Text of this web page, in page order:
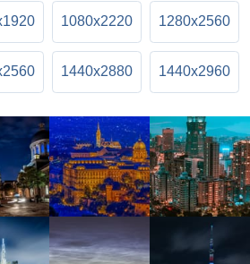
1080x2220 1280x2560
1440x2880 1440x2960